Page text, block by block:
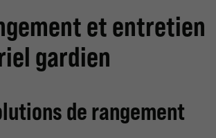
et entretien
gardien
de rangement